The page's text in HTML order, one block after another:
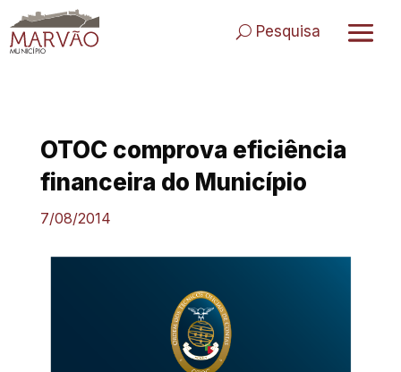
to
content
Pesquisa
OTOC comprova eficiência
financeira do Município
7/08/2014